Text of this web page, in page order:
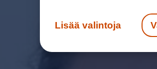
Lisää valintoja